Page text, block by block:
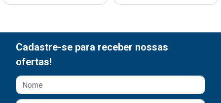
Cadastre-se para receber nossas
ofertas!